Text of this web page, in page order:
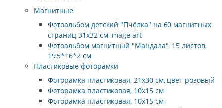
Магнитные
Фотоальбом детский "Пчёлка" на 60 магнитных
страниц 31х32 см Image art
Фотоальбом магнитный "Мандала", 15 листов,
19,5*16*2 см
Пластиковые фоторамки
Фоторамка пластиковая, 21x30 см, цвет розовый
Фоторамка пластиковая, 10x15 см
Фоторамка пластиковая, 10x15 см